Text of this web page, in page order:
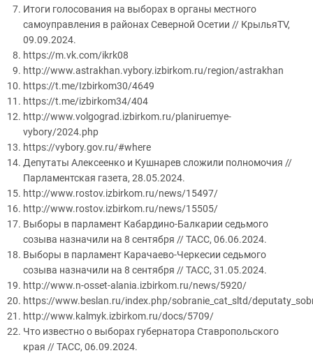
Итоги голосования на выборах в органы местного
самоуправления в районах Северной Осетии // КрыльяTV,
09.09.2024.
https://m.vk.com/ikrk08
http://www.astrakhan.vybory.izbirkom.ru/region/astrakhan
https://t.me/Izbirkom30/4649
https://t.me/izbirkom34/404
http://www.volgograd.izbirkom.ru/planiruemye-
vybory/2024.php
https://vybory.gov.ru/#where
Депутаты Алексеенко и Кушнарев сложили полномочия //
Парламентская газета, 28.05.2024.
http://www.rostov.izbirkom.ru/news/15497/
http://www.rostov.izbirkom.ru/news/15505/
Выборы в парламент Кабардино-Балкарии седьмого
созыва назначили на 8 сентября // ТАСС, 06.06.2024.
Выборы в парламент Карачаево-Черкесии седьмого
созыва назначили на 8 сентября // ТАСС, 31.05.2024.
http://www.n-osset-alania.izbirkom.ru/news/5920/
https://www.beslan.ru/index.php/sobranie_cat_sltd/
http://www.kalmyk.izbirkom.ru/docs/5709/
Что известно о выборах губернатора Ставропольского
края // ТАСС, 06.09.2024.